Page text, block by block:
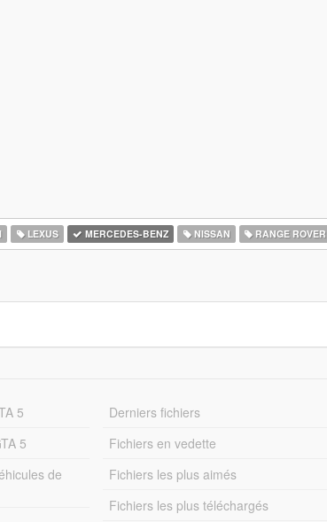
LEXUS MERCEDES-BENZ NISSAN RANGE ROVER
5
5
de
Derniers fichiers
Fichiers en vedette
Fichiers les plus aimés
Fichiers les plus téléchargés